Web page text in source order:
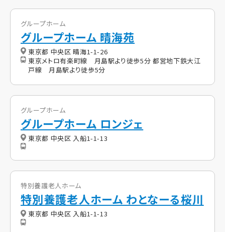
グループホーム
グループホーム 晴海苑
東京都 中央区 晴海1-1-26
東京メトロ有楽町線 月島駅より徒歩5分 都営地下鉄大江
戸線 月島駅より徒歩5分
グループホーム
グループホーム ロンジェ
東京都 中央区 入船1-1-13
特別養護老人ホーム
特別養護老人ホーム わとなーる桜川
東京都 中央区 入船1-1-13